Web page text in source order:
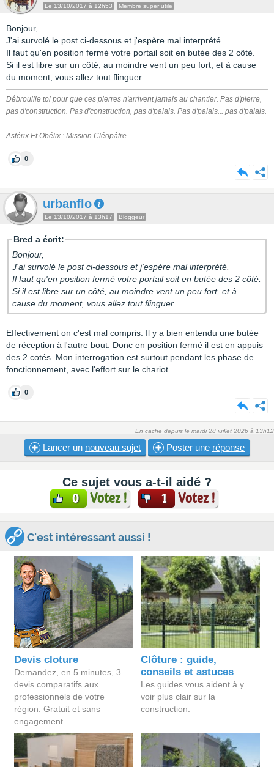
Le 13/10/2017 à 12h53 Membre super utile
Bonjour,
J'ai survolé le post ci-dessous et j'espère mal interprété.
Il faut qu'en position fermé votre portail soit en butée des 2 côté.
Si il est libre sur un côté, au moindre vent un peu fort, et à cause
du moment, vous allez tout flinguer.
Débrouille toi pour que ces pierres n'arrivent jamais au chantier. Pas d'pierre,
pas d'construction. Pas d'construction, pas d'palais. Pas d'palais... pas d'palais.
Astérix Et Obélix : Mission Cléopâtre
0
urbanflo
Le 13/10/2017 à 13h17 Bloggeur
Bred a écrit:
Bonjour,
J'ai survolé le post ci-dessous et j'espère mal interprété.
Il faut qu'en position fermé votre portail soit en butée des 2 côté.
Si il est libre sur un côté, au moindre vent un peu fort, et à
cause du moment, vous allez tout flinguer.
Effectivement on c'est mal compris. Il y a bien entendu une butée
de réception à l'autre bout. Donc en position fermé il est en appuis
des 2 cotés. Mon interrogation est surtout pendant les phase de
fonctionnement, avec l'effort sur le chariot
0
En cache depuis le mardi 28 juillet 2026 à 13h12
Lancer un nouveau sujet Poster une réponse
Ce sujet vous a-t-il aidé ?
0 Votez ! 1 Votez !
C'est intéressant aussi !
Devis cloture
Demandez, en 5 minutes, 3
devis comparatifs aux
professionnels de votre
région. Gratuit et sans
engagement.
Clôture : guide,
conseils et astuces
Les guides vous aident à y
voir plus clair sur la
construction.